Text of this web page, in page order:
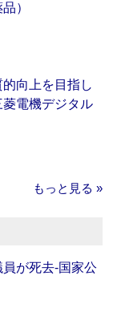
）
的向上を目指し
電機デジタル
もっと見る »
員が死去‐国家公